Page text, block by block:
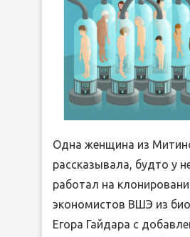
Одна женщина из
рассказывала, будто у
работал на
экономистов ВШЭ из
Егора Гайдара с